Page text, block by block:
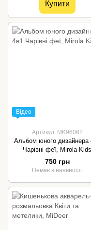
Купити
Відео
Артикул: MK96062
Альбом юного дизайнера
Чарівні феї, Mirola Kids
750 грн
Немає в наявності